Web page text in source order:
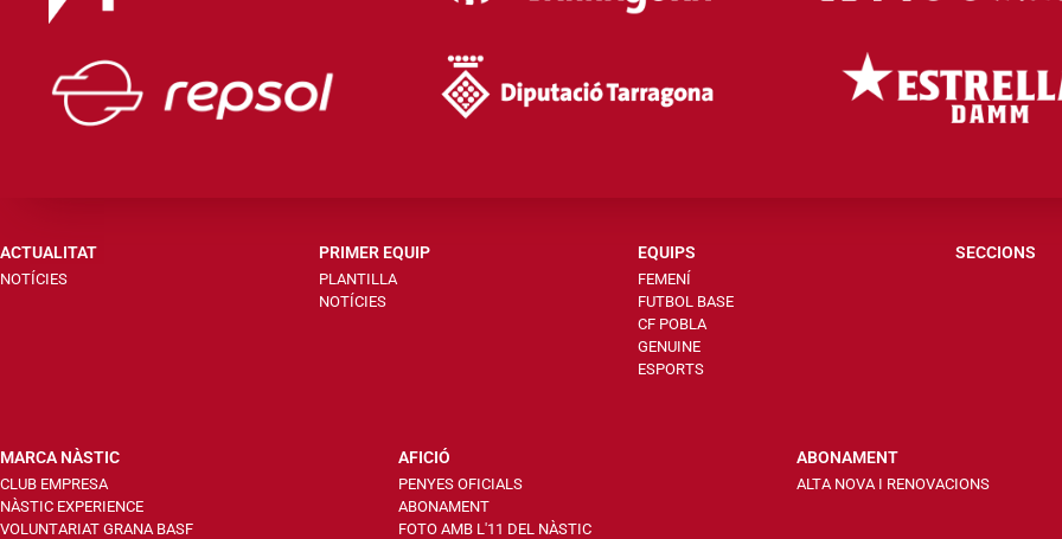
ACTUALITAT
NOTÍCIES
PRIMER EQUIP
PLANTILLA
NOTÍCIES
EQUIPS
FEMENÍ
FUTBOL BASE
CF POBLA
GENUINE
ESPORTS
SECCIONS
MARCA NÀSTIC
CLUB EMPRESA
NÀSTIC EXPERIENCE
VOLUNTARIAT GRANA BASF
AFICIÓ
PENYES OFICIALS
ABONAMENT
FOTO AMB L'11 DEL NÀSTIC
ABONAMENT
ALTA NOVA I RENOVACIONS